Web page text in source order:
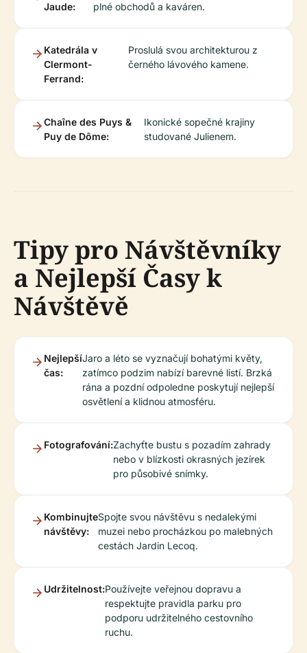
Jaude:
plné obchodů a kaváren.
Katedrála v
Clermont-
Ferrand:
Proslulá svou architekturou z
černého lávového kamene.
Chaîne des Puys &
Puy de Dôme:
Ikonické sopečné krajiny
studované Julienem.
Tipy pro Návštěvníky
a Nejlepší Časy k
Návštěvě
Nejlepší
čas:
Jaro a léto se vyznačují bohatými květy,
zatímco podzim nabízí barevné listí. Brzká
rána a pozdní odpoledne poskytují nejlepší
osvětlení a klidnou atmosféru.
Fotografování:Zachyťte bustu s pozadím zahrady
nebo v blízkosti okrasných jezírek
pro působivé snímky.
Kombinujte
návštěvy:
Spojte svou návštěvu s nedalekými
muzei nebo procházkou po malebných
cestách Jardin Lecoq.
Udržitelnost:Používejte veřejnou dopravu a
respektujte pravidla parku pro
podporu udržitelného cestovního
ruchu.